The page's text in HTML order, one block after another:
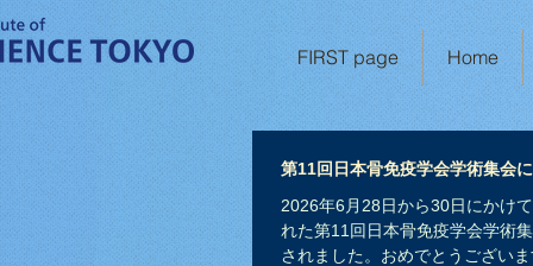
FIRST page Home
第11回日本骨免疫学会学術集会
2026年6月28日から30日にかけ
れた第11回日本骨免疫学会学術
されました。おめでとうござい